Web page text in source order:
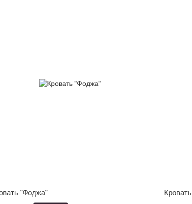
"Фоджа"